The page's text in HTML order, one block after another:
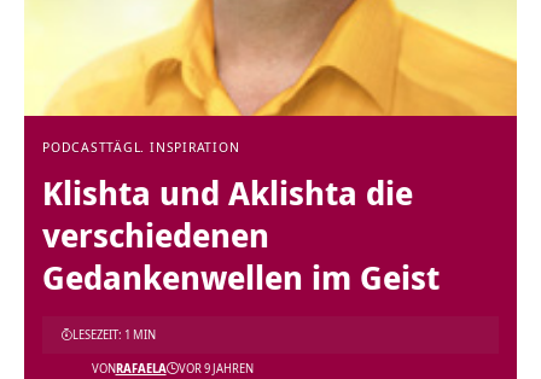
PODCASTTÄGL. INSPIRATION
Klishta und Aklishta die
verschiedenen
Gedankenwellen im Geist
VONRAFAELA VOR 9 JAHREN
LESEZEIT: 1 MIN